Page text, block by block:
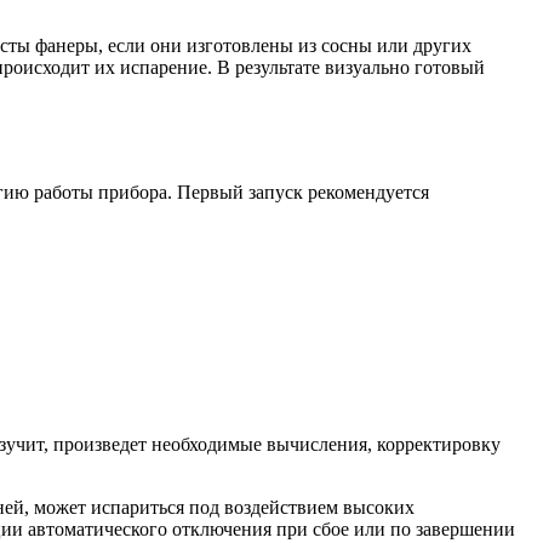
фанеры, если они изготовлены из сосны или других
их испарение. В результате визуально готовый
работы прибора. Первый запуск рекомендуется
произведет необходимые вычисления, корректировку
может испариться под воздействием высоких
автоматического отключения при сбое или по завершении